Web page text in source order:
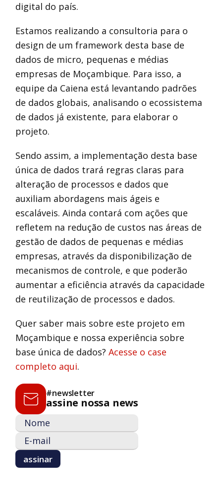
digital do país.
Estamos realizando a consultoria para o
design de um framework desta base de
dados de micro, pequenas e médias
empresas de Moçambique. Para isso, a
equipe da Caiena está levantando padrões
de dados globais, analisando o ecossistema
de dados já existente, para elaborar o
projeto.
Sendo assim, a implementação desta base
única de dados trará regras claras para
alteração de processos e dados que
auxiliam abordagens mais ágeis e
escaláveis. Ainda contará com ações que
refletem na redução de custos nas áreas de
gestão de dados de pequenas e médias
empresas, através da disponibilização de
mecanismos de controle, e que poderão
aumentar a eficiência através da capacidade
de reutilização de processos e dados.
Quer saber mais sobre este projeto em
Moçambique e nossa experiência sobre
base única de dados?Acesse o case
completo aqui.
#newsletter
assine nossa news